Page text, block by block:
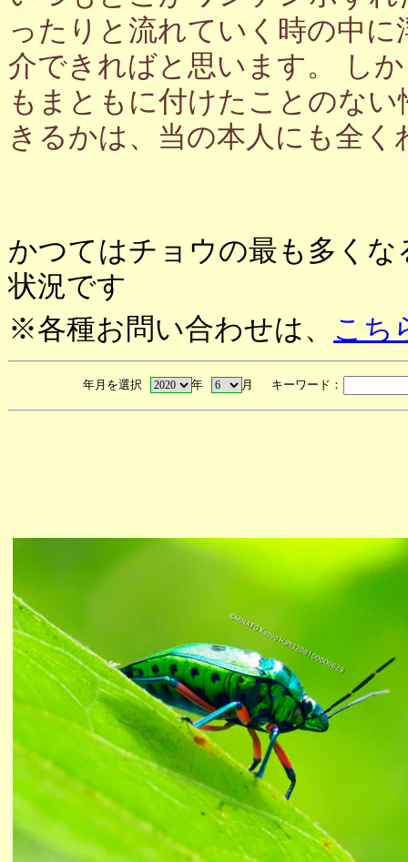
ったりと流れていく時の中
介できればと思います。 し
もまともに付けたことのな
きるかは、当の本人にも全く
かつてはチョウの最も多く
状況です
※各種お問い合わせは、 こち
年月を選択 年 月 キーワード：